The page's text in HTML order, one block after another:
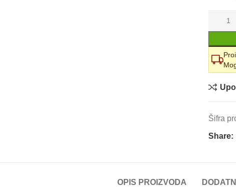
Šifra
Share:
OPIS PROIZVODA